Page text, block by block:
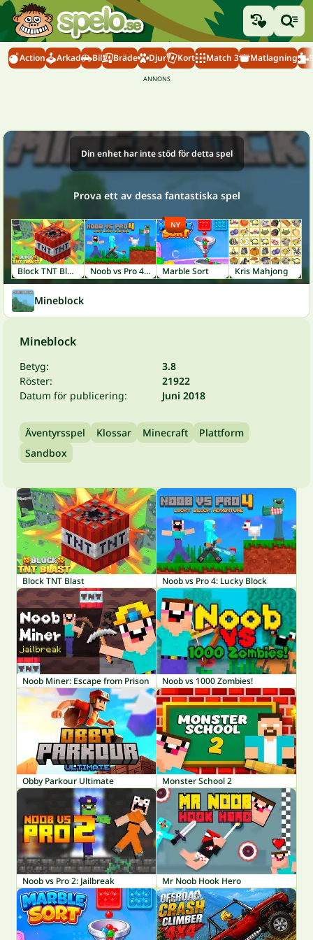
Action Arkad Bil Bräde Djur Kort Match 3 Matlagning
Din enhet har inte stöd för detta spel
Prova ett av dessa fantastiska spel
Block TNT Blast Noob vs Pro 4: Lucky Block Marble Sort
NY
Kris Mahjong
Mineblock
Mineblock
Betyg:
3.8
Röster:
21922
Datum för publicering:
Juni 2018
Äventyrsspel Klossar Minecraft
Plattform
Sandbox
Block TNT Blast Noob vs Pro 4: Lucky Block
Noob Miner: Escape from Prison Noob vs 1000 Zombies!
Obby Parkour Ultimate Monster School 2
Noob vs Pro 2: Jailbreak Mr Noob Hook Hero